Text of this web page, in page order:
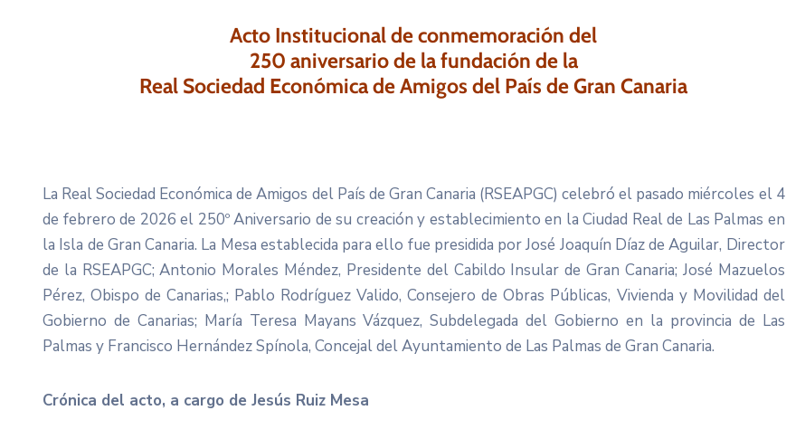
Acto Institucional de conmemoración del
250 aniversario de la fundación de la
Real Sociedad Económica de Amigos del País de Gran Canaria
La Real Sociedad Económica de Amigos del País de Gran Canaria (RSEAPGC) celebró el pasado miércoles el 4
de febrero de 2026 el 250º Aniversario de su creación y establecimiento en la Ciudad Real de Las Palmas en
la Isla de Gran Canaria. La Mesa establecida para ello fue presidida por José Joaquín Díaz de Aguilar, Director
de la RSEAPGC; Antonio Morales Méndez, Presidente del Cabildo Insular de Gran Canaria; José Mazuelos
Pérez, Obispo de Canarias,; Pablo Rodríguez Valido, Consejero de Obras Públicas, Vivienda y Movilidad del
Gobierno de Canarias; María Teresa Mayans Vázquez, Subdelegada del Gobierno en la provincia de Las
Palmas y Francisco Hernández Spínola, Concejal del Ayuntamiento de Las Palmas de Gran Canaria.
Crónica del acto, a cargo de Jesús Ruiz Mesa